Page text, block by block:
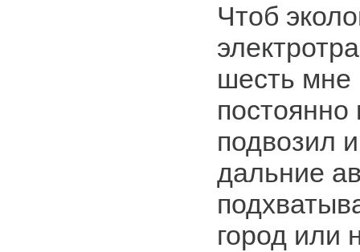
Чтоб
шесть мне
постоянно
подвозил
дальние
город или